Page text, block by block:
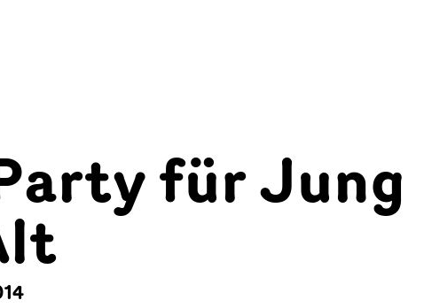
für Jung